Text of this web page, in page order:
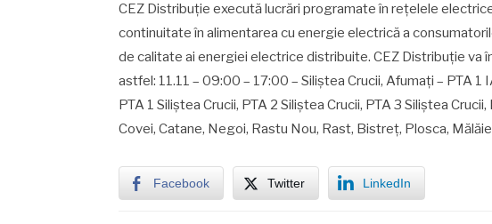
CEZ Distribuţie execută lucrări programate în reţelele
continuitate în alimentarea cu energie electrică a
de calitate ai energiei electrice distribuite. CEZ Distribuţie va
astfel: 11.11 – 09:00 – 17:00 – Siliştea Crucii, Afumaţi – PTA 1
PTA 1 Siliştea Crucii, PTA 2 Siliştea Crucii, PTA 3 Siliştea
Covei, Catane, Negoi, Rastu Nou, Rast, Bistreţ, Plosca,
Facebook Twitter LinkedIn